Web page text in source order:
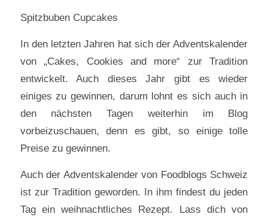
Spitzbuben Cupcakes
In den letzten Jahren hat sich der Adventskalender
von „Cakes, Cookies and more“ zur Tradition
entwickelt. Auch dieses Jahr gibt es wieder
einiges zu gewinnen, darum lohnt es sich auch in
den nächsten Tagen weiterhin im Blog
vorbeizuschauen, denn es gibt, so einige tolle
Preise zu gewinnen.
Auch der Adventskalender von Foodblogs Schweiz
ist zur Tradition geworden. In ihm findest du jeden
Tag ein weihnachtliches Rezept. Lass dich von